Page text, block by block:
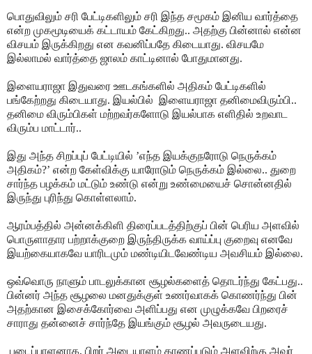
பொதுவிலும் சரி பேட்டிகளிலும் சரி இந்த சமூகம் இனிய வார்த்தை
என்ற முகமூடியைக் கட்டாயம் கேட்கிறது.. அதற்கு பின்னால் என்ன
விசயம் இருக்கிறது என கவனிப்பதே கிடையாது. விசயமே
இல்லாமல் வார்த்தை ஜாலம் காட்டினால் போதுமானது.
இளையராஜா இதுவரை ஊடகங்களில் அதிகம் பேட்டிகளில்
பங்கேற்றது கிடையாது. இயல்பில் இளையராஜா தனிமைவிரும்பி..
தனிமை விரும்பிகள் மற்றவர்களோடு இயல்பாக எளிதில் உறவாட
விரும்ப மாட்டார்..
இது அந்த சிறப்புப் பேட்டியில் ’எந்த இயக்குநரோடு நெருக்கம்
அதிகம்?’ என்ற கேள்விக்கு யாரோடும் நெருக்கம் இல்லை.. துறை
சார்ந்த பழக்கம் மட்டும் உண்டு என்று உண்மையைச் சொன்னதில்
இருந்து புரிந்து கொள்ளலாம்.
ஆரம்பத்தில் அன்னக்கிளி திரைப்படத்திற்குப் பின் பெரிய அளவில்
பொருளாதார பற்றாக்குறை இருந்திருக்க வாய்ப்பு குறைவு எனவே
இயற்கையாகவே யாரிடமும் மண்டியிடவேண்டிய அவசியம் இல்லை.
ஒவ்வொரு நாளும் பாடலுக்கான சூழல்களைத் தொடர்ந்து கேட்பது..
பின்னர் அந்த சூழலை மனதுக்குள் உணர்வாகக் கொணர்ந்து பின்
அதற்கான இசைக்கோர்வை அளிப்பது என முழுக்கவே பிறரைச்
சாராது தன்னைச் சார்ந்தே இயங்கும் சூழல் அவருடையது.
படைப்பாளனாக, பிறர் அடையாளம் காணப்படும் அளவிற்கு அவர்